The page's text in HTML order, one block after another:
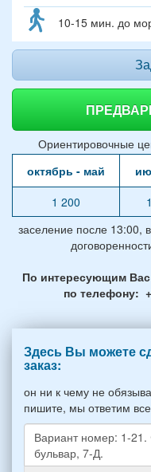
10-15 мин. до
Ориентировочные
октябрь - май
1 200
заселение после 13:00,
По интересующим
по телефону:
Здесь Вы можете
заказ:
он ни к чему не
пишите, мы ответим